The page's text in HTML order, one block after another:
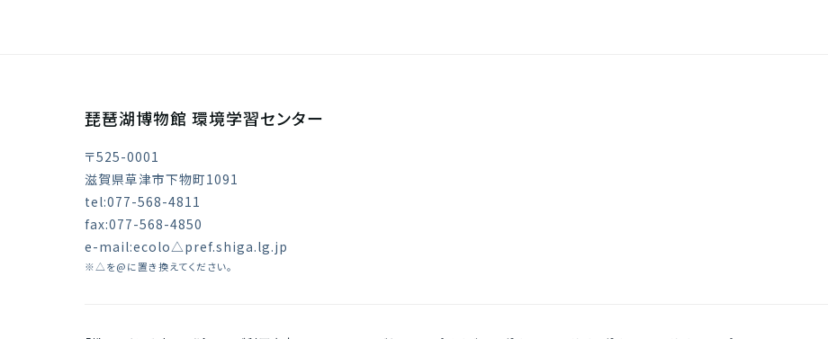
琵琶湖博物館 環境学習センター
〒525-0001
滋賀県草津市下物町1091
tel:077-568-4811
fax:077-568-4850
e-mail:ecolo△pref.shiga.lg.jp
※△を@に置き換えてください。